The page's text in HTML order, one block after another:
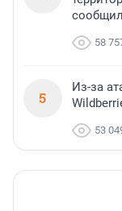
58
5
Из-за
53